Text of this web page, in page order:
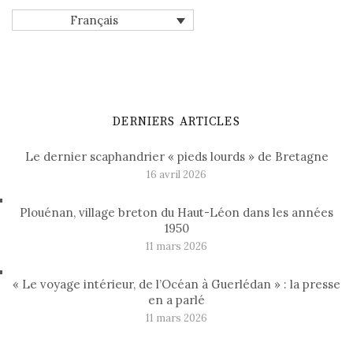
Français
DERNIERS ARTICLES
Le dernier scaphandrier « pieds lourds » de Bretagne
16 avril 2026
Plouénan, village breton du Haut-Léon dans les années
1950
11 mars 2026
« Le voyage intérieur, de l’Océan à Guerlédan » : la presse
en a parlé
11 mars 2026